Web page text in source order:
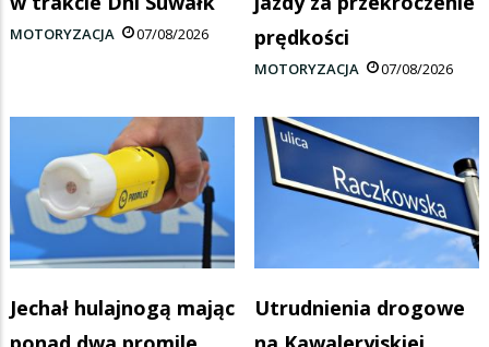
MOTORYZACJA 07/08/2026
prędkości
MOTORYZACJA 07/08/2026
Jechał hulajnogą mając
Utrudnienia drogowe